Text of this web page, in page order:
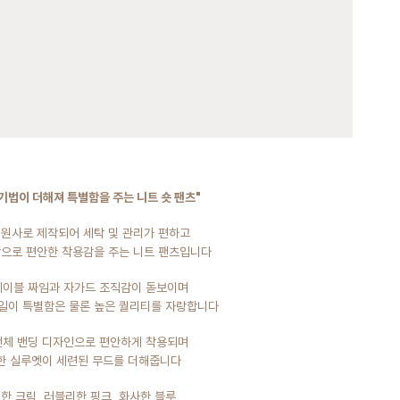
법이 더해져 특별함을 주는 니트 숏 팬츠"
사로 제작되어 세탁 및 관리가 편하고
로 편안한 착용감을 주는 니트 팬츠입니다
블 짜임과 자가드 조직감이 돋보이며
이 특별함은 물론 높은 퀄리티를 자랑합니다
밴딩 디자인으로 편안하게 착용되며
실루엣이 세련된 무드를 더해줍니다
크림, 러블리한 핑크, 화사한 블루